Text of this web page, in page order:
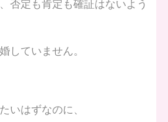
否定も肯定も確証はないよう
していません。
いはずなのに、